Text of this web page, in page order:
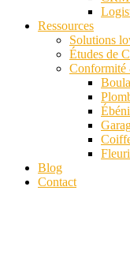
Ressources
Solutions
Études de
Conformité
Blog
Contact